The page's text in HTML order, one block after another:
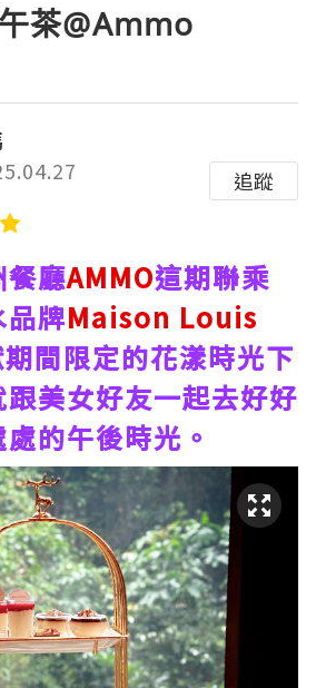
茶@Ammo
追蹤
餐廳AMMO這期聯乘
牌Maison Louis
期間限定的花漾時光下
美女好友一起去好好
的午後時光。